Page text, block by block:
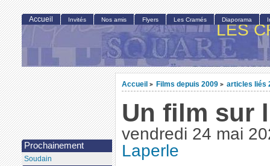
LES
Accueil > Films depuis 2009 > articles liés
Un film sur
vendredi 24 mai
Laperle
Accueil Invités Nos amis Flyers Les Cramés Diaporama
Prochainement
Soudain